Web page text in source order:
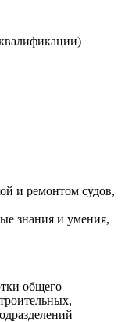
и ремонтом судов,
знания и умения,
общего